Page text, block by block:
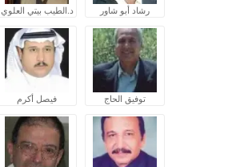
رشاد أبو شاور د.الطيب بيتي العلوي
توفيق الحاج فيصل أكرم